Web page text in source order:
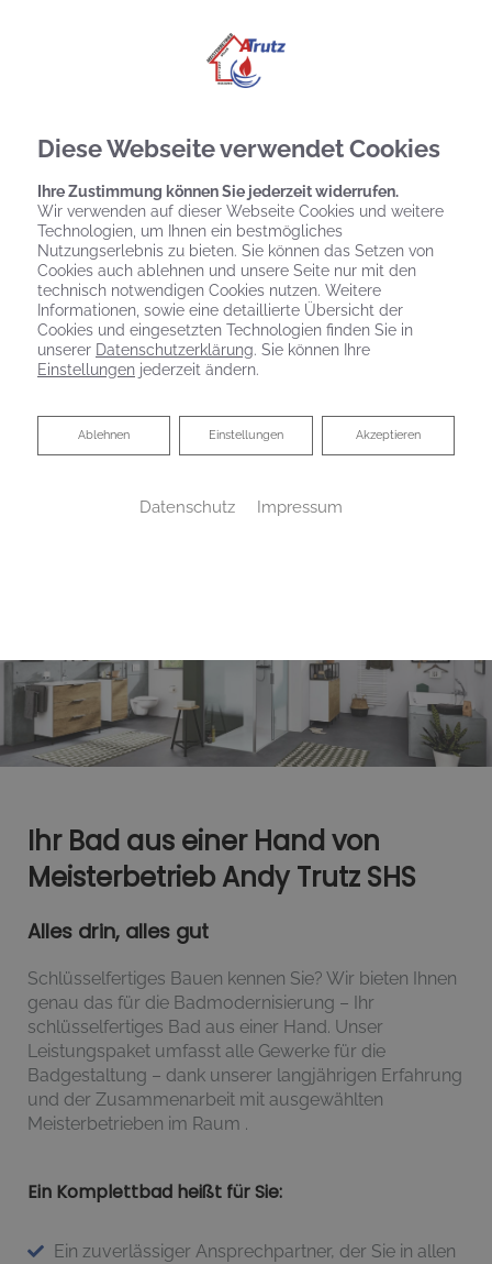
Ihr Bad aus einer Hand​ von
Meisterbetrieb Andy Trutz SHS
Alles drin, alles gut
Schlüsselfertiges Bauen kennen Sie? Wir bieten Ihnen
genau das für die Badmodernisierung – Ihr
schlüsselfertiges Bad aus einer Hand. Unser
Leistungspaket umfasst alle Gewerke für die
Badgestaltung – dank unserer langjährigen Erfahrung
und der Zusammenarbeit mit ausgewählten
Meisterbetrieben im Raum .
Ein Komplettbad heißt für Sie:
Ein zuverlässiger Ansprechpartner, der Sie in allen
Diese Webseite verwendet Cookies
Ihre Zustimmung können Sie jederzeit widerrufen.
Wir verwenden auf dieser Webseite Cookies und weitere
Technologien, um Ihnen ein bestmögliches
Nutzungserlebnis zu bieten. Sie können das Setzen von
Cookies auch ablehnen und unsere Seite nur mit den
technisch notwendigen Cookies nutzen. Weitere
Informationen, sowie eine detaillierte Übersicht der
Cookies und eingesetzten Technologien finden Sie in
unserer Datenschutzerklärung. Sie können Ihre
Einstellungen jederzeit ändern.
Akzeptieren
Einstellungen
Ablehnen
Ablehnen
Datenschutz Impressum